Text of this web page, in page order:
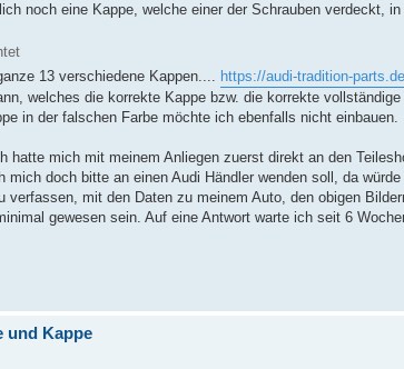
noch eine Kappe, welche einer der Schrauben verdeckt,
13 verschiedene Kappen.... https://audi-tradition-
welches die korrekte Kappe bzw. die korrekte
in der falschen Farbe möchte ich ebenfalls nicht einbauen.
hatte mich mit meinem Anliegen zuerst direkt an den
doch bitte an einen Audi Händler wenden soll, da
mit den Daten zu meinem Auto, den obigen
gewesen sein. Auf eine Antwort warte ich seit 6
und Kappe